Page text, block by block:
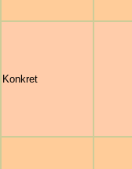
Konkret